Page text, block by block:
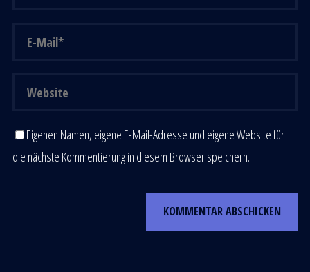
Eigenen Namen, eigene E-Mail-Adresse und eigene Website für
die nächste Kommentierung in diesem Browser speichern.